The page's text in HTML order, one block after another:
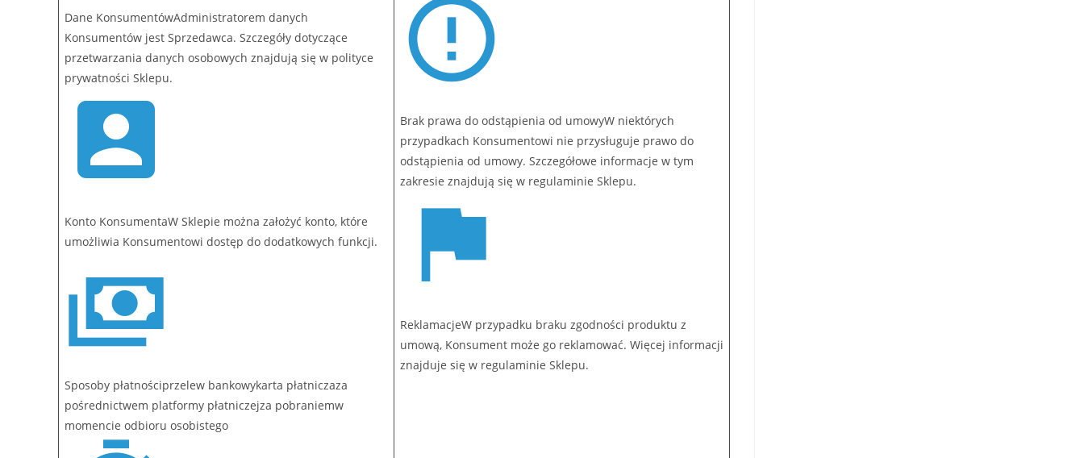
Dane KonsumentówAdministratorem danych
Konsumentów jest Sprzedawca. Szczegóły dotyczące
przetwarzania danych osobowych znajdują się w polityce
prywatności Sklepu.
Konto KonsumentaW Sklepie można założyć konto, które
umożliwia Konsumentowi dostęp do dodatkowych funkcji.
Sposoby płatnościprzelew bankowykarta płatniczaza
pośrednictwem platformy płatniczejza pobraniemw
momencie odbioru osobistego
Brak prawa do odstąpienia od umowyW niektórych
przypadkach Konsumentowi nie przysługuje prawo do
odstąpienia od umowy. Szczegółowe informacje w tym
zakresie znajdują się w regulaminie Sklepu.
ReklamacjeW przypadku braku zgodności produktu z
umową, Konsument może go reklamować. Więcej informacji
znajduje się w regulaminie Sklepu.